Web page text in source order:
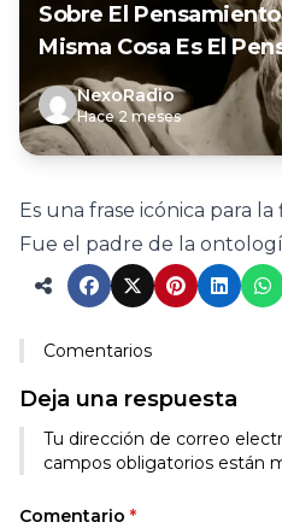
Sobre El
Misma Cosa Es El
NexoRadio
Hace 2 meses
Es una frase icónica para
Fue el padre de la
Comentarios
Deja una respuesta
Tu dirección de correo
campos obligatorios están
Comentario *